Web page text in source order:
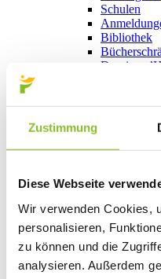
Zustimmung
Diese Webseite
Wir verwenden Cookies,
personalisieren,
zu können und die
analysieren. Außerdem
Schulen
Bibliothek
Domino
Kino vor
Bibliothek
Essen und
Naturbad
Wandern in
Schilift
Spiel- und